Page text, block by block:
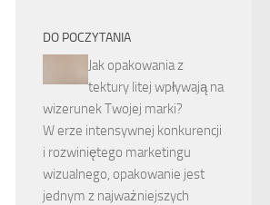
DO POCZYTANIA
Jak opakowania z
tektury litej wpływają na
wizerunek Twojej marki?
W erze intensywnej konkurencji
i rozwiniętego marketingu
wizualnego, opakowanie jest
jednym z najważniejszych